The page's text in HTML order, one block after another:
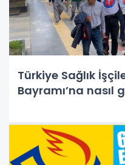
Türkiye Sağlık
Bayramı’na nasıl